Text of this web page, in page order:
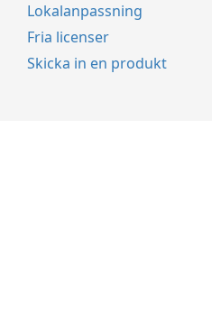
Lokalanpassning
Fria licenser
Skicka in en produkt